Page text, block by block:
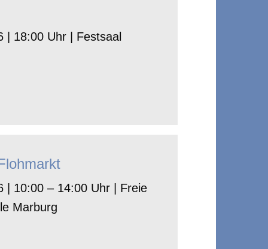
| 18:00 Uhr | Festsaal
| 10:00 – 14:00 Uhr | Freie
Marburg